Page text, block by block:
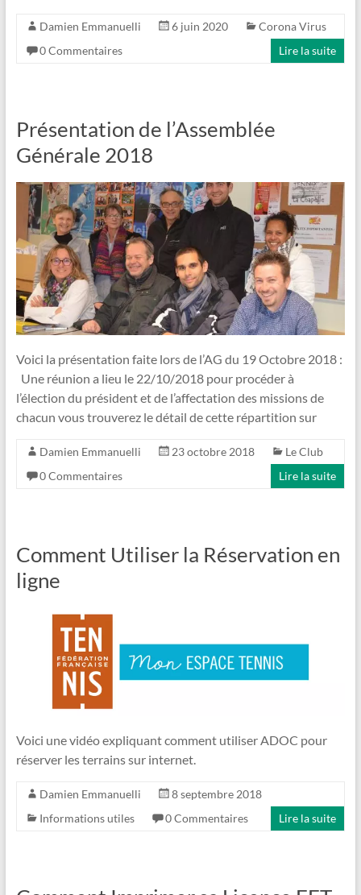
Damien Emmanuelli 6 juin 2020
Corona Virus
0 Commentaires
Lire la suite
Présentation de l’Assemblée
Générale 2018
Voici la présentation faite lors de l’AG du 19 Octobre 2018 :
Une réunion a lieu le 22/10/2018 pour procéder à
l’élection du président et de l’affectation des missions de
chacun vous trouverez le détail de cette répartition sur
Damien Emmanuelli 23 octobre 2018
Le Club
0 Commentaires
Lire la suite
Comment Utiliser la Réservation en
ligne
Voici une vidéo expliquant comment utiliser ADOC pour
réserver les terrains sur internet.
Damien Emmanuelli
8 septembre 2018
Informations utiles
0 Commentaires Lire la suite